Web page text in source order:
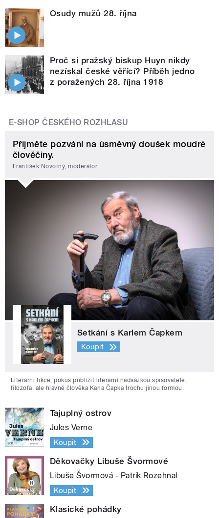
Osudy mužů 28. října
Proč si pražský biskup Huyn nikdy
nezískal české věřící? Příběh jedno
z poražených 28. října 1918
E-SHOP ČESKÉHO ROZHLASU
Přijměte pozvání na úsměvný doušek moudré
člověčiny.
František Novotný, moderátor
Setkání s Karlem Čapkem
Koupit
Literární fikce, pokus přiblížit literární nadsázkou spisovatele,
filozofa, ale hlavně člověka Karla Čapka trochu jinou formou.
Tajuplný ostrov
Jules Verne
Koupit
Děkovačky Libuše Švormové
Libuše Švormová - Patrik Rozehnal
Koupit
Klasické pohádky